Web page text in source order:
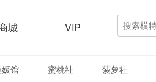
城 VIP
媛馆 蜜桃社 菠萝社